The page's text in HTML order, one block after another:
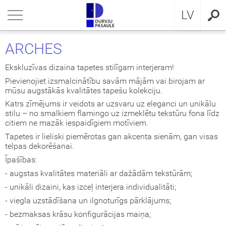
LV
RU
ARCHES
Ekskluzīvas dizaina tapetes stilīgam interjeram!
Pievienojiet izsmalcinātību savām mājām vai birojam ar
mūsu augstākās kvalitātes tapešu kolekciju.
Katrs zīmējums ir veidots ar uzsvaru uz eleganci un unikālu
stilu – no smalkiem flamingo uz izmeklētu tekstūru fona līdz
citiem ne mazāk iespaidīgiem motīviem.
Tapetes ir lieliski piemērotas gan akcenta sienām, gan visas
telpas dekorēšanai.
Īpašības:
- augstas kvalitātes materiāli ar dažādām tekstūrām;
- unikāli dizaini, kas izceļ interjera individualitāti;
- viegla uzstādīšana un ilgnoturīgs pārklājums;
- bezmaksas krāsu konfigurācijas maiņa;
PRIVĀTMĀJAI
TAPETES
kolekcija
durvis dzīvoklim
ārdurvis dzīvoklim
ārdurvis ar MDF
ārdurvis
64mm
ārdurvis
GLASS
INOX
CLASSIC
MODERN
durvis
izpildījuma durvis
klasika
UN STANDARD durvis
kolekcija
kolekcija
kolekcija
durvis
durvis
politika
politika